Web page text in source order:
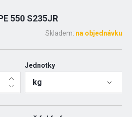
550 S235JR
Skladem: na objednávku
Jednotky
kg